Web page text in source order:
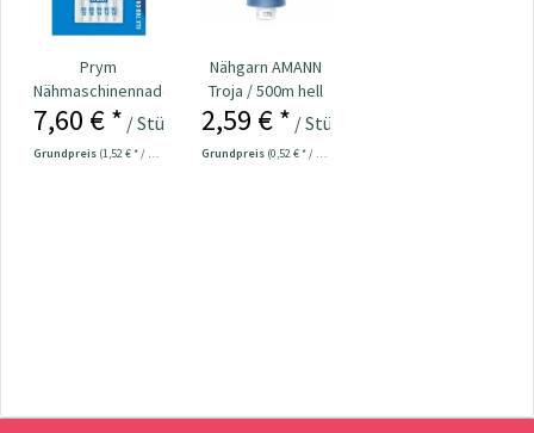
Prym
Nähmaschinennadeln
Overlock 80 + 90
7,60 € * / Stück
Grundpreis (1,52 € * / 1 Stück)
Nähgarn AMANN
Troja / 500m hell
jeansblau
Col.0350
2,59 € * / Stück
Grundpreis (0,52 € * / 100 Meter)